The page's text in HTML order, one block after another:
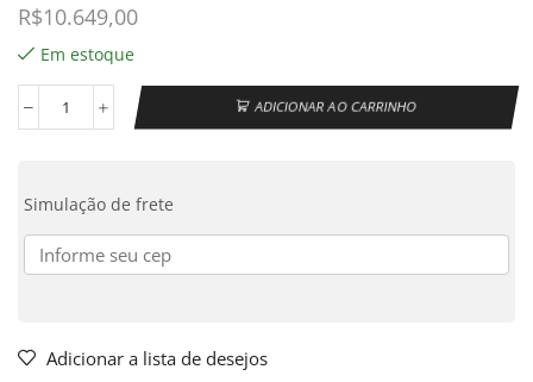
R$10.649,00
Em estoque
ADICIONAR AO CARRINHO
Simulação de frete
Adicionar a lista de desejos